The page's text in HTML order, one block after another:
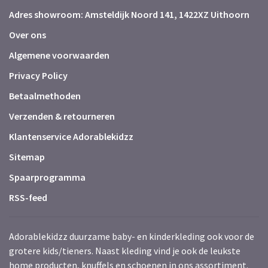
Adres showroom: Amsteldijk Noord 141, 1422XZ Uithoorn
Over ons
Algemene voorwaarden
Privacy Policy
Betaalmethoden
Verzenden & retourneren
Klantenservice Adorablekidzz
Sitemap
Spaarprogramma
RSS-feed
Adorablekidzz duurzame baby- en kinderkleding ook voor de
grotere kids/tieners. Naast kleding vind je ook de leukste
home producten, knuffels en schoenen in ons assortiment.